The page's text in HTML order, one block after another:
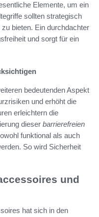
Elemente, um ein
sollten strategisch
bieten. Ein durchdachter
und sorgt für ein
bedeutenden Aspekt
und erhöht die
erleichtern die
dieser barrierefreien
funktional als auch
So wird Sicherheit
und
hat sich in den